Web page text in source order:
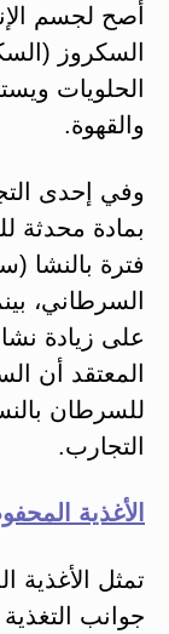
أصح لجسم
السكروز
الحلويات
والقهوة.
وفي إحدى
بمادة محدثة
فترة بالنشا
السرطاني،
على زيادة
المعتقد أن
للسرطان
التجارب.
الأغذية
تمثل الأغذية
جوانب